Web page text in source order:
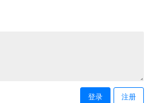
登录 注册